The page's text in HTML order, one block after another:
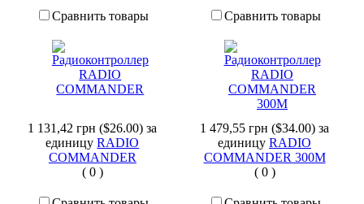
Сравнить товары Сравнить товары
1 131,42 грн ($26.00)за
единицу RADIO
COMMANDER
(0 )
1 479,55 грн ($34.00) за
единицу RADIO
COMMANDER 300M
(0 )